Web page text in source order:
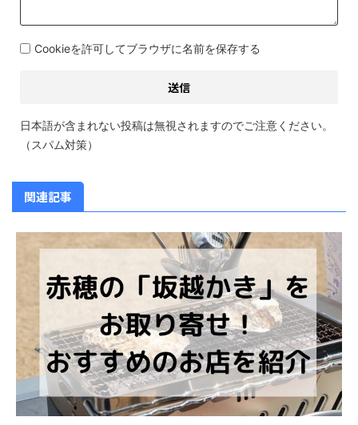
Cookieを許可してブラウザに名前を保存する
日本語が含まれない投稿は無視されますのでご注意ください。
（スパム対策）
関連記事